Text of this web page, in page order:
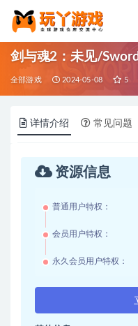
剑与魂2：未见/
全部游戏 2024-05-08 5
详情介绍 常见问题
资源信息
普通用户特权：
会员用户特权：
永久会员用户特权：